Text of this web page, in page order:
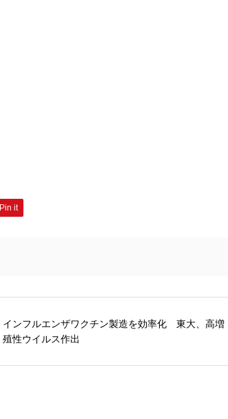
Pin it
インフルエンザワクチン製造を効率化 東大、高増
殖性ウイルス作出